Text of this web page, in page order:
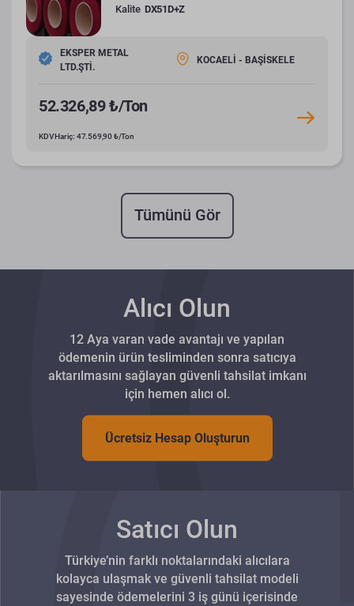
Kalite DX51D+Z
EKSPER METAL
LTD.ŞTİ.
KOCAELİ - BAŞİSKELE
52.326,89 ₺/Ton
KDV Hariç: 47.569,90 ₺/Ton
Tümünü Gör
Alıcı Olun
12 Aya varan vade avantajı ve yapılan
ödemenin ürün tesliminden sonra satıcıya
aktarılmasını sağlayan güvenli tahsilat imkanı
için hemen alıcı ol.
Ücretsiz Hesap Oluşturun
Satıcı Olun
Türkiye’nin farklı noktalarındaki alıcılara
kolayca ulaşmak ve güvenli tahsilat modeli
sayesinde ödemelerini 3 iş günü içerisinde